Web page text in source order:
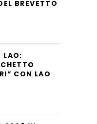
BREVETTO
LAO:
CON LAO